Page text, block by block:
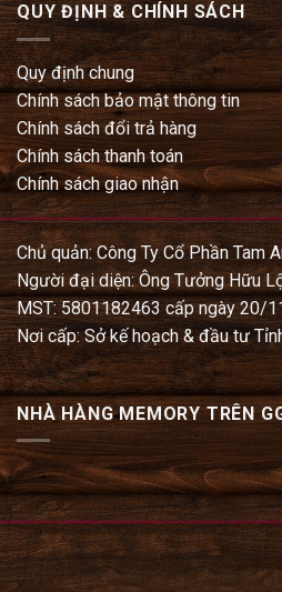
QUY ĐỊNH & CHÍNH SÁCH
Quy định chung
Chính sách bảo mật thông tin
Chính sách đổi trả hàng
Chính sách thanh toán
Chính sách giao nhận
Chủ quản: Công Ty Cổ Phần Tam
Người đại diện: Ông Tưởng Hữu
MST: 5801182463 cấp ngày 20/
Nơi cấp: Sở kế hoạch & đầu tư
NHÀ HÀNG MEMORY TRÊN